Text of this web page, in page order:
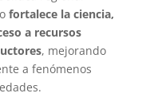
fortalece la ciencia,
a recursos
, mejorando
a fenómenos